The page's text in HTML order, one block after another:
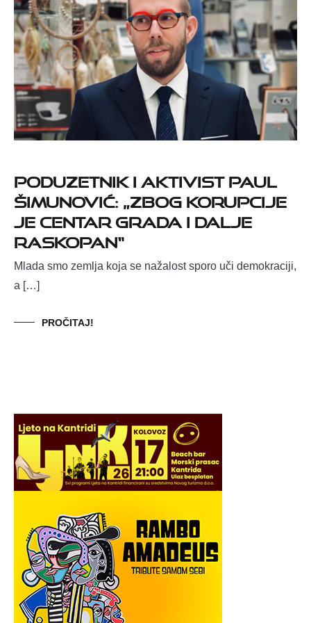
Poduzetnik i aktivist Paul
Šimunović: „Zbog korupcije
je centar grada i dalje
raskopan“
Mlada smo zemlja koja se nažalost sporo uči demokraciji,
a […]
PROČITAJ!